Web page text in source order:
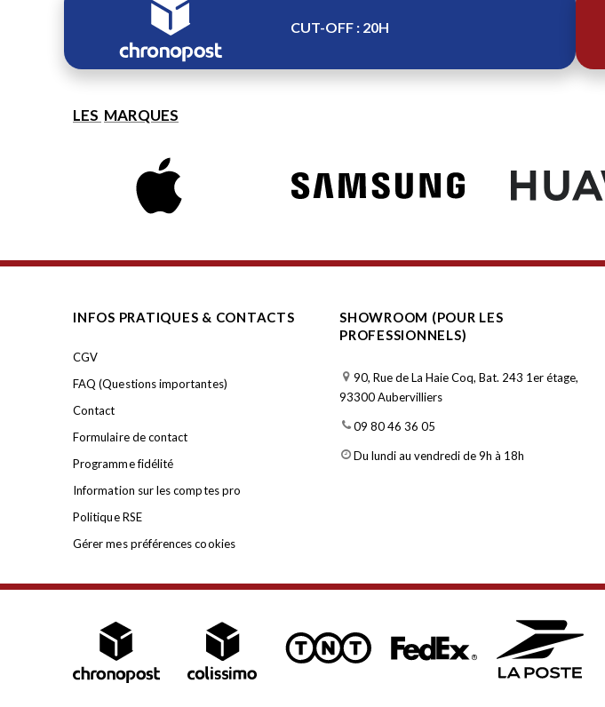
CUT-OFF : 20H
LES MARQUES
INFOS PRATIQUES & CONTACTS
CGV
FAQ (Questions importantes)
Contact
Formulaire de contact
Programme fidélité
Information sur les comptes pro
Politique RSE
Gérer mes préférences cookies
SHOWROOM (POUR LES
PROFESSIONNELS)
90, Rue de La Haie Coq, Bat. 243 1er étage,
93300 Aubervilliers
09 80 46 36 05
Du lundi au vendredi de 9h à 18h